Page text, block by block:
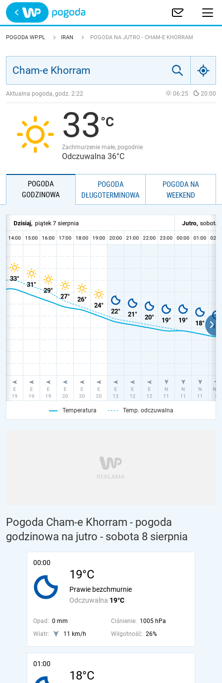
Trwa ładowanie
POLSKA
JAKOŚĆ POWIETRZA
POGODA WP.PL IRAN POGODA NA JUTRO - CHAM-E KHORRAM
Aktualna pogoda, godz. 2:22 06:25 20:00
33
Zachmurzenie małe, pogodnie
Odczuwalna 36°C
POGODA
GODZINOWA
POGODA
DŁUGOTERMINOWA
POGODA NA
WEEKEND
Temperatura Temp. odczuwalna
Pogoda Cham-e Khorram - pogoda
godzinowa na jutro - sobota 8 sierpnia
00:00
19°C
Odczuwalna 19°C
Prawie bezchmurnie
Opad: 0 mm Ciśnienie: 1005 hPa
Wiatr:
11 km/h Wilgotność: 26%
01:00
18°C